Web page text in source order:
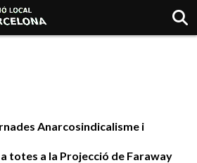
Anarcosindicalisme i
totes a la Projecció de Faraway